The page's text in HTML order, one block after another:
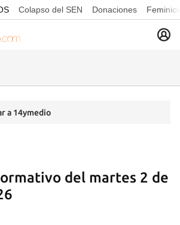
Colapso del SEN Donaciones
a 14ymedio
del martes 2 de